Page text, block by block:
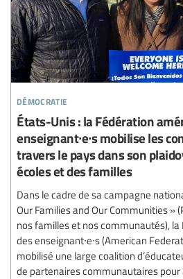
démocratie
États-Unis : la Fédération
enseignant∙e∙s mobilise les
travers le pays dans son
écoles et des familles
Dans le cadre de sa campagne
Our Families and Our Communities »
nos familles et nos communautés),
des enseignant∙e∙s (American
mobilisé une large coalition
de partenaires communautaires pour